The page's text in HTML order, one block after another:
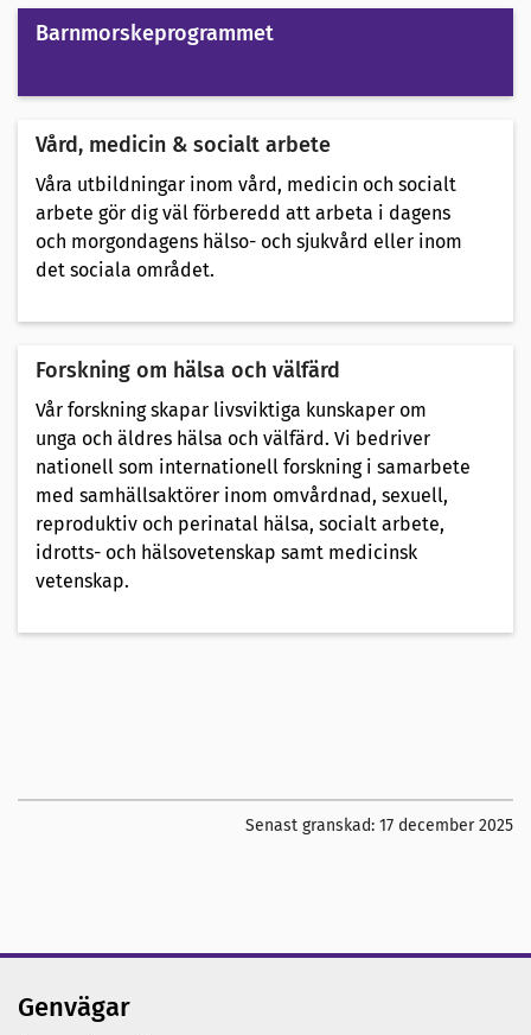
Barnmorskeprogrammet
Vård, medicin & socialt arbete
Våra utbildningar inom vård, medicin och socialt
arbete gör dig väl förberedd att arbeta i dagens
och morgondagens hälso- och sjukvård eller inom
det sociala området.
Forskning om hälsa och välfärd
Vår forskning skapar livsviktiga kunskaper om
unga och äldres hälsa och välfärd. Vi bedriver
nationell som internationell forskning i samarbete
med samhällsaktörer inom omvårdnad, sexuell,
reproduktiv och perinatal hälsa, socialt arbete,
idrotts- och hälsovetenskap samt medicinsk
vetenskap.
Senast granskad: 17 december 2025
Genvägar